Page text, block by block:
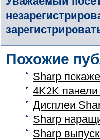
Похожие
Sharp
4K2K
Дисплеи
Sharp
Sharp